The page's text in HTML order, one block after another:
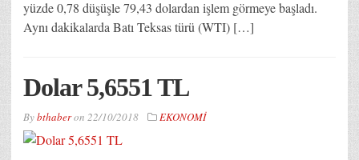
yüzde 0,78 düşüşle 79,43 dolardan işlem görmeye başladı.
Aynı dakikalarda Batı Teksas türü (WTI) […]
Dolar 5,6551 TL
Bybthaberon 22/10/2018 EKONOMİ